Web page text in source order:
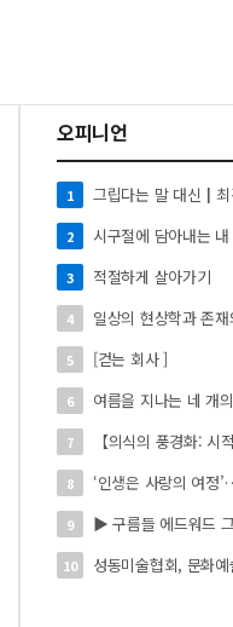
오피니언
1
2
3 적절하게 살아가기
4
5 [걷는 회사 ]
6
7
8
9
10